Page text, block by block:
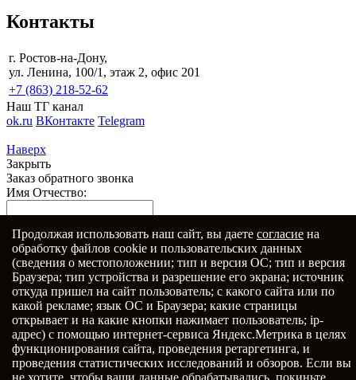
Контакты
г. Ростов-на-Дону,
ул. Ленина, 100/1, этаж 2, офис 201
+7 (863) 218-52-62
Наш ТГ канал
ok.ru ВКонтакте Telegram
Наверх
Закрыть
Заказ обратного звонка
Имя Отчество:
Номер телефона:
с кодом города
Когда позвонить?
Продолжая использовать наш сайт, вы даете согласие на
обработку файлов cookie и пользовательских данных
(сведения о местоположении; тип и версия ОС; тип и версия
Браузера; тип устройства и разрешение его экрана; источник
откуда пришел на сайт пользователь; с какого сайта или по
какой рекламе; язык ОС и Браузера; какие страницы
открывает и на какие кнопки нажимает пользователь; ip-
адрес) с помощью интернет-сервиса Яндекс.Метрика в целях
функционирования сайта, проведения ретаргетинга, и
проведения статистических исследований и обзоров. Если вы
не хотите, чтобы ваши данные обрабатывались, покиньте